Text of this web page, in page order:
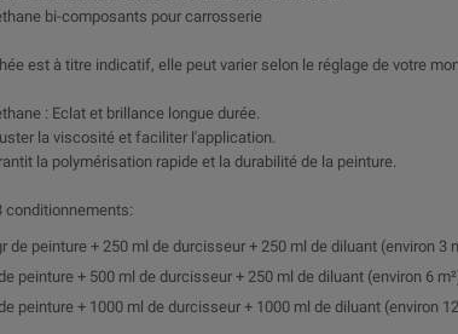
bi-composants pour carrosserie
est à titre indicatif, elle peut varier selon le réglage de votre
: Eclat et brillance longue durée.
la viscosité et faciliter l'application.
la polymérisation rapide et la durabilité de la peinture.
conditionnements:
de peinture + 250 ml de durcisseur + 250 ml de diluant (environ 3
peinture + 500 ml de durcisseur + 250 ml de diluant (environ 6
peinture + 1000 ml de durcisseur + 1000 ml de diluant (environ